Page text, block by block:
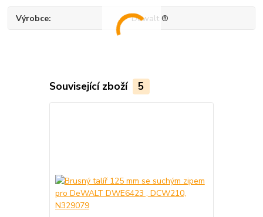
Výrobce Dewalt ®
Související zboží 5